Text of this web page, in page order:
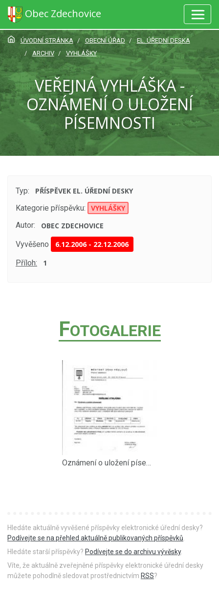
Obec Zdechovice
ÚVODNÍ STRÁNKA OBECNÍ ÚŘAD
EL. ÚŘEDNÍ DESKA
ARCHIV
VYHLÁŠKY
VEŘEJNÁ VYHLÁŠKA -
OZNÁMENÍ O ULOŽENÍ
PÍSEMNOSTI
Typ:
PŘÍSPĚVEK EL. ÚŘEDNÍ DESKY
Kategorie příspěvku:
VYHLÁŠKY
Autor:
OBEC ZDECHOVICE
Vyvěšeno 6.12.2006- 22.12.2006
Příloh: 1
FOTOGALERIE
Oznámení o uložení písemnosti
Hledáte aktuálně vyvěšené příspěvky elektronické úřední desky?
Podívejte se na přehled aktuálně publikovaných příspěvků
Hledáte starší příspěvky? Podívejte se do archivu vývěsky.
Víte, že aktuálně zveřejněné příspěvky elektronické úřední desky
můžete pohodlně sledovat prostřednictvím RSS?